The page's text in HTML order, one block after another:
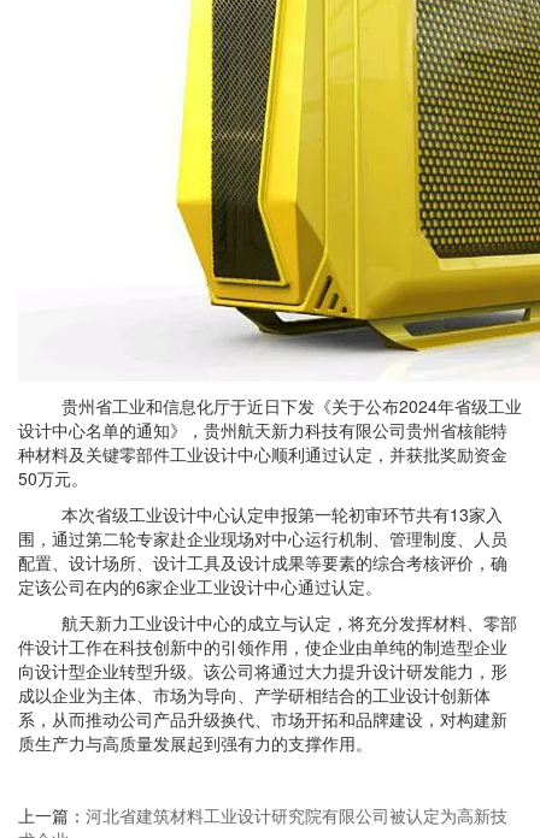
贵州省工业和信息化厅于近日下发《关于公布2024年省级工业
设计中心名单的通知》，贵州航天新力科技有限公司贵州省核能特
种材料及关键零部件工业设计中心顺利通过认定，并获批奖励资金
50万元。
本次省级工业设计中心认定申报第一轮初审环节共有13家入
围，通过第二轮专家赴企业现场对中心运行机制、管理制度、人员
配置、设计场所、设计工具及设计成果等要素的综合考核评价，确
定该公司在内的6家企业工业设计中心通过认定。
航天新力工业设计中心的成立与认定，将充分发挥材料、零部
件设计工作在科技创新中的引领作用，使企业由单纯的制造型企业
向设计型企业转型升级。该公司将通过大力提升设计研发能力，形
成以企业为主体、市场为导向、产学研相结合的工业设计创新体
系，从而推动公司产品升级换代、市场开拓和品牌建设，对构建新
质生产力与高质量发展起到强有力的支撑作用。
上一篇： 河北省建筑材料工业设计研究院有限公司被认定为高新技